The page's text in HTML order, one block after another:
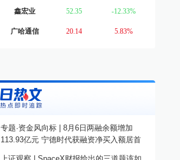
鑫宏业 52.35 -12.33%
广哈通信 20.14 5.83%
专题·资金风向标 | 8月6日两融余额增加
113.93亿元 宁德时代获融资净买入额居首